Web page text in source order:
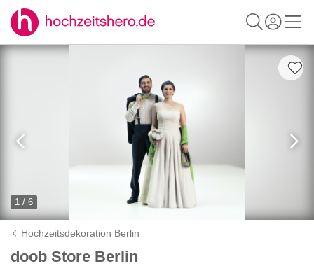
1 / 6
Hochzeitsdekoration Berlin
doob Store Berlin